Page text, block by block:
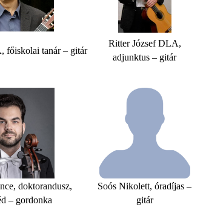
főiskolai tanár – gitár
Ritter József DLA,
adjunktus – gitár
doktorandusz,
– gordonka
Soós Nikolett, óradíjas –
gitár